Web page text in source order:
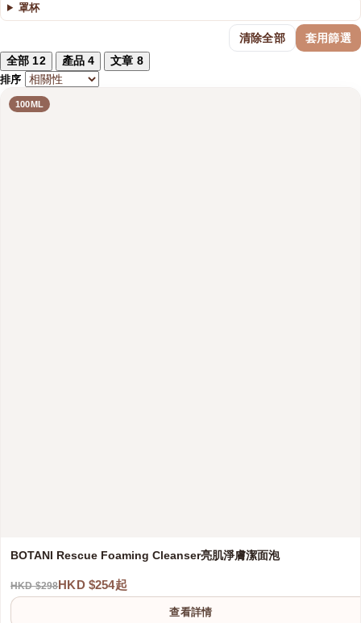
罩杯
清除全部
套用篩選
全部 12 產品4 文章 8
排序
100ML
BOTANI Rescue Foaming Cleanser亮肌淨膚潔面泡
HKD $298HKD $254起
查看詳情